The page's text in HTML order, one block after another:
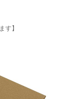
す】